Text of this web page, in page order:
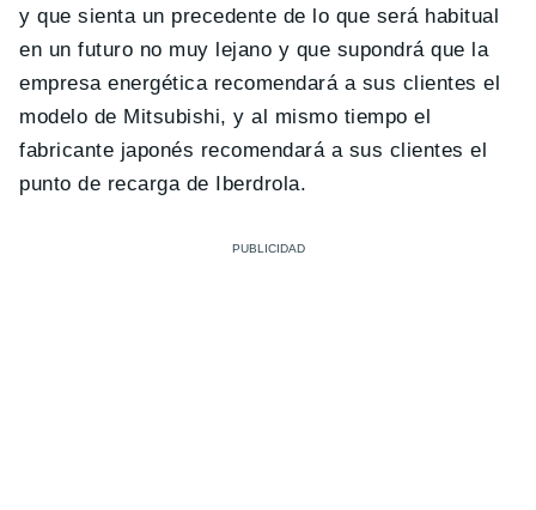
y que sienta un precedente de lo que será habitual
en un futuro no muy lejano y que supondrá que la
empresa energética recomendará a sus clientes el
modelo de Mitsubishi, y al mismo tiempo el
fabricante japonés recomendará a sus clientes el
punto de recarga de Iberdrola.